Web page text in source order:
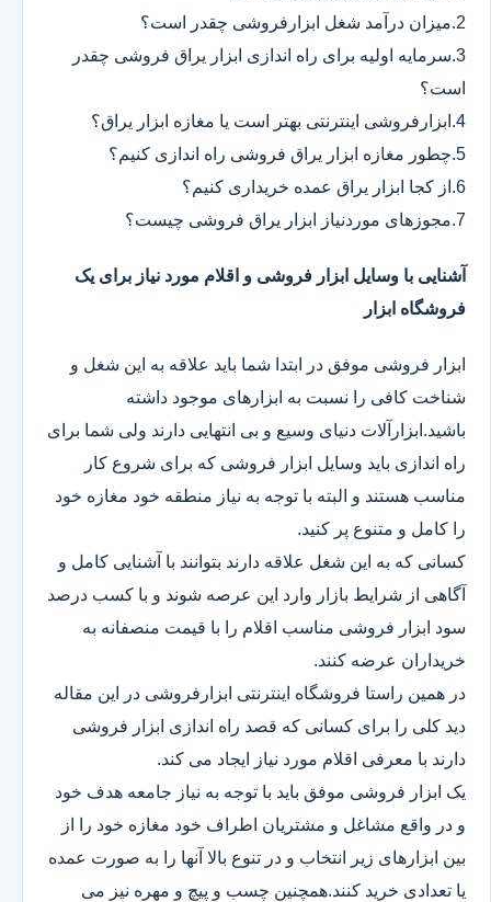
2.میزان درآمد شغل ابزارفروشی چقدر است؟
3.سرمایه اولیه برای راه اندازی ابزار یراق فروشی چقدر
است؟
4.ابزارفروشی اینترنتی بهتر است یا مغازه ابزار یراق؟
5.چطور مغازه ابزار یراق فروشی راه اندازی کنیم؟
6.از کجا ابزار یراق عمده خریداری کنیم؟
7.مجوزهای موردنیاز ابزار یراق فروشی چیست؟
آشنایی با وسایل ابزار فروشی و اقلام مورد نیاز برای یک
فروشگاه ابزار
ابزار فروشی موفق در ابتدا شما باید علاقه به این شغل و
شناخت کافی را نسبت به ابزارهای موجود داشته
باشید.ابزارآلات دنیای وسیع و بی انتهایی دارند ولی شما برای
راه اندازی باید وسایل ابزار فروشی که برای شروع کار
مناسب هستند و البته با توجه به نیاز منطقه خود مغازه خود
را کامل و متنوع پر کنید.
کسانی که به این شغل علاقه دارند بتوانند با آشنایی کامل و
آگاهی از شرایط بازار وارد این عرصه شوند و با کسب درصد
سود ابزار فروشی مناسب اقلام را با قیمت منصفانه به
خریداران عرضه کنند.
در همین راستا فروشگاه اینترنتی ابزارفروشی در این مقاله
دید کلی را برای کسانی که قصد راه اندازی ابزار فروشی
دارند با معرفی اقلام مورد نیاز ایجاد می کند.
یک ابزار فروشی موفق باید با توجه به نیاز جامعه هدف خود
و در واقع مشاغل و مشتریان اطراف خود مغازه خود را از
بین ابزارهای زیر انتخاب و در تنوع بالا آنها را به صورت عمده
یا تعدادی خرید کنند.همچنین چسب و پیچ و مهره نیز می